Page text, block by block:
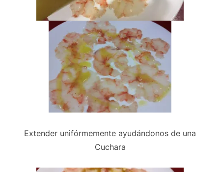
Extender unifórmemente ayudándonos de una
Cuchara